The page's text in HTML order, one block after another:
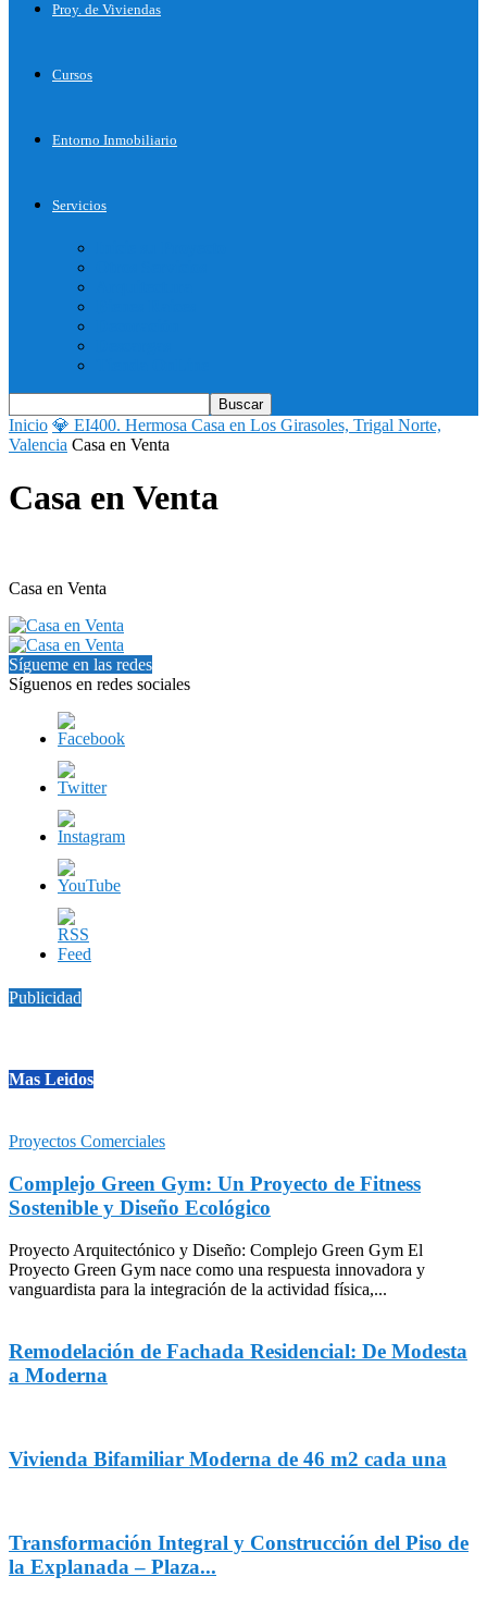
Proy. de Viviendas
Cursos
Entorno Inmobiliario
Servicios
Inicio 💎 EI400. Hermosa Casa en Los Girasoles, Trigal Norte,
Valencia Casa en Venta
Casa en Venta
Casa en Venta
Sígueme en las redes
Síguenos en redes sociales
Publicidad
Mas Leidos
Proyectos Comerciales
Complejo Green Gym: Un Proyecto de Fitness
Sostenible y Diseño Ecológico
Proyecto Arquitectónico y Diseño: Complejo Green Gym El
Proyecto Green Gym nace como una respuesta innovadora y
vanguardista para la integración de la actividad física,...
Remodelación de Fachada Residencial: De Modesta
a Moderna
Vivienda Bifamiliar Moderna de 46 m2 cada una
Transformación Integral y Construcción del Piso de
la Explanada – Plaza...